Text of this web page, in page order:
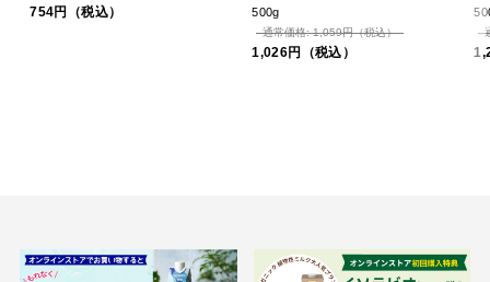
754円（税込） 500g
通常価格: 1,059円（税込）
1,026円（税込）